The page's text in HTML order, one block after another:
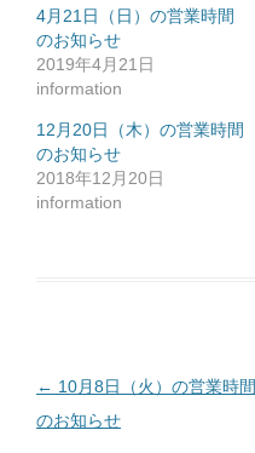
共
有
す
る
に
は
ク
ッ
ク
し
て
く
だ
さ
で
開
ま
す
4月21日（日）の営業時間
のお知らせ
2019年4月21日
information
12月20日（木）の営業時間
のお知らせ
2018年12月20日
information
投
稿
← 10月8日（火）の営業時間
のお知らせ